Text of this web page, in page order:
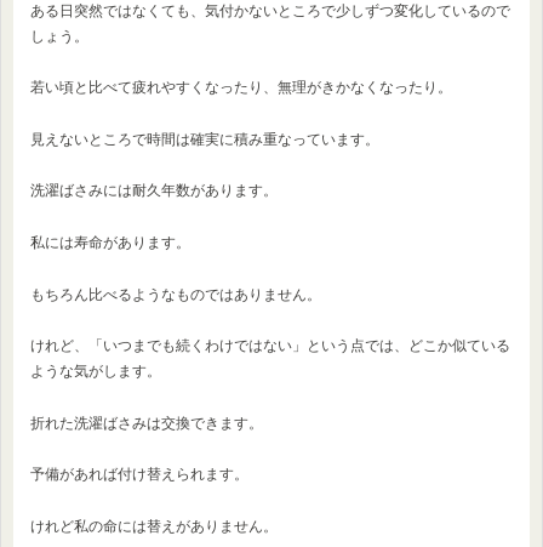
ある日突然ではなくても、気付かないところで少しずつ変化しているので
しょう。
若い頃と比べて疲れやすくなったり、無理がきかなくなったり。
見えないところで時間は確実に積み重なっています。
洗濯ばさみには耐久年数があります。
私には寿命があります。
もちろん比べるようなものではありません。
けれど、「いつまでも続くわけではない」という点では、どこか似ている
ような気がします。
折れた洗濯ばさみは交換できます。
予備があれば付け替えられます。
けれど私の命には替えがありません。